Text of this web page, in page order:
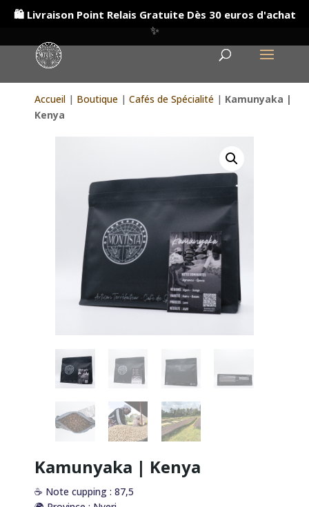
Accueil | Boutique | Cafés de Spécialité | Kamunyaka |
Kenya
Kamunyaka | Kenya
☕️ Note cupping : 87,5
🛍️ Livraison Point Relais Gratuite Dès 30 euros d'achat
✨